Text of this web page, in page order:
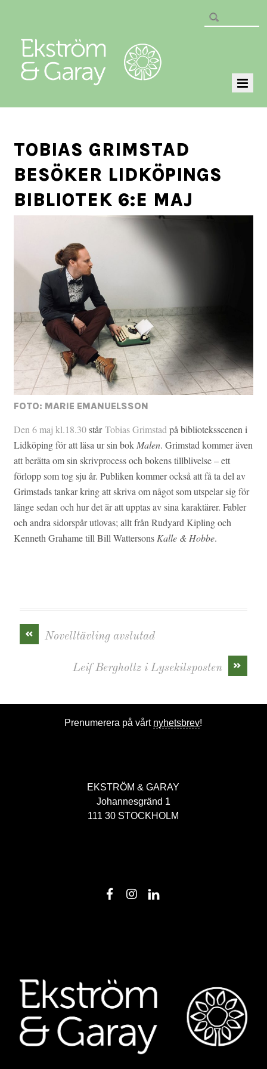
TOBIAS GRIMSTAD
BESÖKER LIDKÖPINGS
BIBLIOTEK 6:E MAJ
FOTO: MARIE EMANUELSSON
Den 6 maj kl.18.30stårTobias Grimstad på biblioteksscenen i
Lidköping för att läsa ur sin bok Malen. Grimstad kommer även
att berätta om sin skrivprocess och bokens tillblivelse – ett
förlopp som tog sju år. Publiken kommer också att få ta del av
Grimstads tankar kring att skriva om något som utspelar sig för
länge sedan och hur det är att upptas av sina karaktärer. Fabler
och andra sidorspår utlovas; allt från Rudyard Kipling och
Kenneth Grahame till Bill Wattersons Kalle & Hobbe.
« Novelltävling avslutad
»
Leif Bergholtz i Lysekilsposten
Prenumerera på vårt nyhetsbrev!
EKSTRÖM & GARAY
Johannesgränd 1
111 30 STOCKHOLM